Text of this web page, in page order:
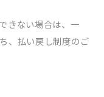
きない場合は、一
、払い戻し制度のご